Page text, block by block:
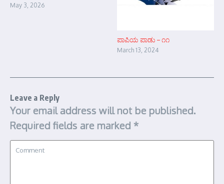
May 3, 2026
ಪಾಪಿಯ ಪಾಡು – ೧೧
March 13, 2024
Leave a Reply
Your email address will not be published.
Required fields are marked *